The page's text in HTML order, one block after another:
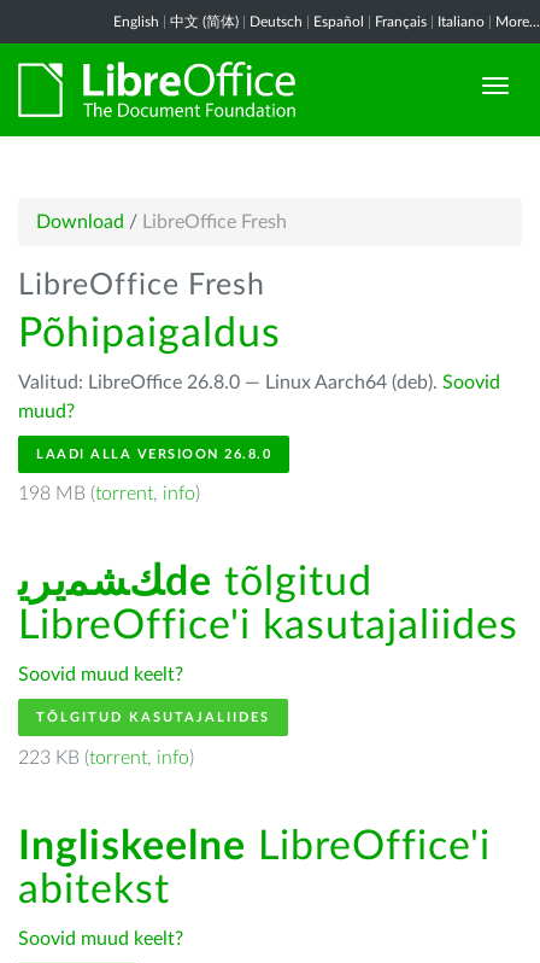
English 中文 (简体) Deutsch Español Français Italiano More...
Download / LibreOffice Fresh
LibreOffice Fresh
Põhipaigaldus
Valitud: LibreOffice 26.8.0 — Linux Aarch64 (deb). Soovid
muud?
LAADI ALLA VERSIOON 26.8.0
198 MB (torrent, info)
ﻚﺸﻤﻳﺮﻳde tõlgitud
LibreOffice'i kasutajaliides
Soovid muud keelt?
TÕLGITUD KASUTAJALIIDES
223 KB (torrent, info)
Ingliskeelne LibreOffice'i
abitekst
Soovid muud keelt?